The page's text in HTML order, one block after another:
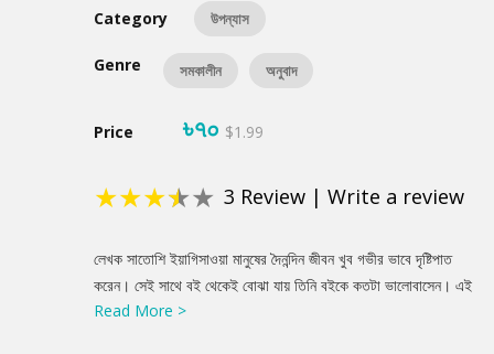
Category উপন্যাস
Genre সমকালীন অনুবাদ
Price ৳৭০ $1.99
★★★★★ 3 Review | Write a review
Product
Summery
লেখক সাতোশি ইয়াগিসাওয়া মানুষের দৈনন্দিন জীবন খুব গভীর ভাবে দৃষ্টিপাত
করেন। সেই সাথে বই থেকেই বোঝা যায় তিনি বইকে কতটা ভালোবাসেন। এই
বইতে মরিসাকি বইঘরে আরও কিছুদিন সময় কাটাতে যাচ্ছেন পাঠকরা, সেই সাথে
Read More >